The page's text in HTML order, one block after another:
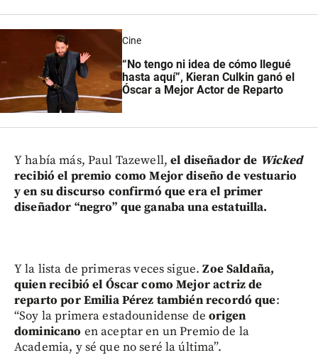
Cine
“No tengo ni idea de cómo llegué
hasta aquí”, Kieran Culkin ganó el
Óscar a Mejor Actor de Reparto
Y había más, Paul Tazewell, el diseñador de Wicked
recibió el premio como Mejor diseño de vestuario
y en su discurso confirmó que era el primer
diseñador “negro” que ganaba una estatuilla.
Y la lista de primeras veces sigue.Zoe Saldaña,
quien recibió el Óscar como Mejor actriz de
reparto por Emilia Pérez también recordó que:
“Soy la primera estadounidense de origen
dominicano en aceptar en un Premio de la
Academia, y sé que no seré la última”.